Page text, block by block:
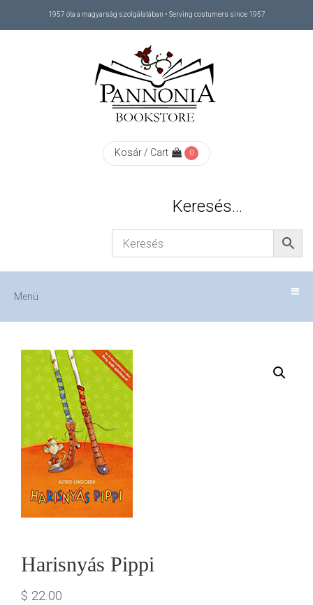
1957 óta a magyarság szolgálatában • Serving costumers since 1957
Kosár / Cart 0
Keresés…
Menü
SHOP
KAPCSOLAT
US
Harisnyás Pippi
$ 22.00